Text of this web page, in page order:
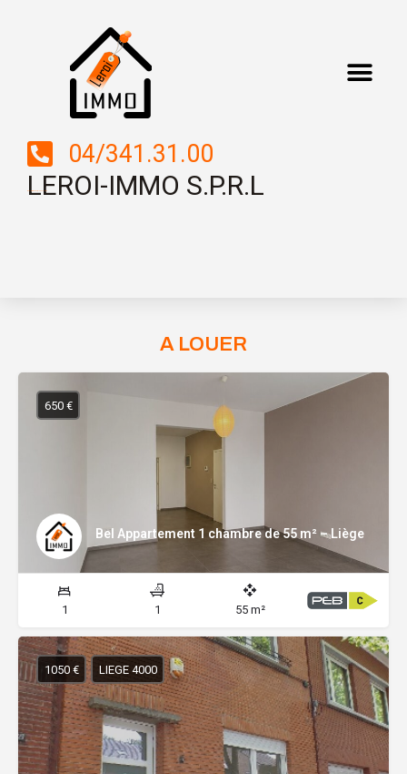
04/341.31.00
LEROI-IMMO S.P.R.L
A LOUER
Bel Appartement 1 chambre de 55 m² – Liège
650 €
1 1 55 m²
1050 € LIEGE 4000